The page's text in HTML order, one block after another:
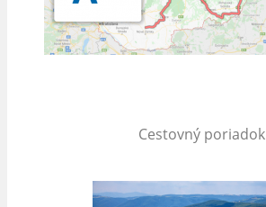
Cestovný poriadok